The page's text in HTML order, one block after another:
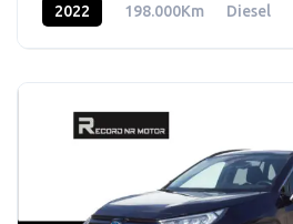
2022 198.000Km Diesel